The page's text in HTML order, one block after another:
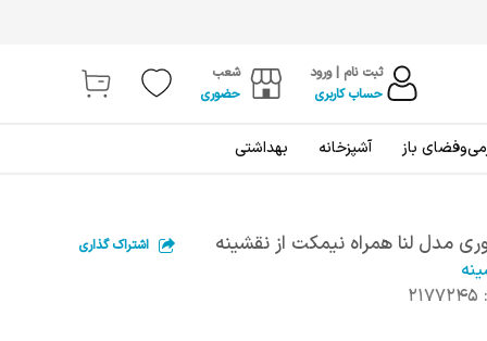
ثبت نام | ورود
حساب کاربری
شعب
حضوری
باز آشپزخانه بهداشتی
مدل لنا همراه نیمکت از نقشینه اشتراک گذاری
2177245